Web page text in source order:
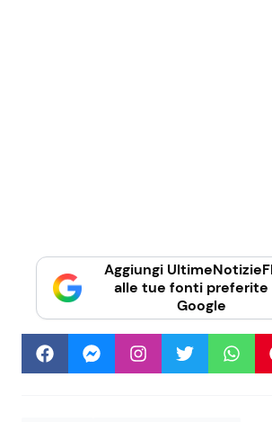
Aggiungi
alle tue fonti preferite
Google